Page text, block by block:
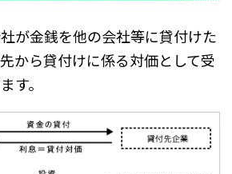
が金銭を他の会社等に貸付けた
から貸付けに係る対価として受
す。